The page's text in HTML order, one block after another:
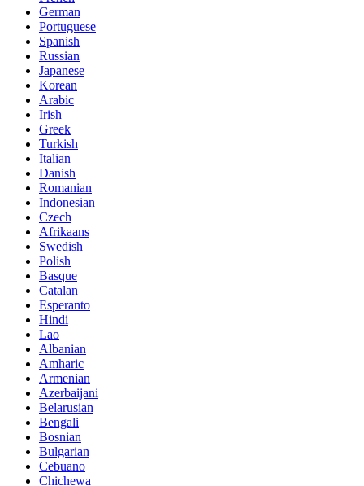
German
Portuguese
Spanish
Russian
Japanese
Korean
Arabic
Irish
Greek
Turkish
Italian
Danish
Romanian
Indonesian
Czech
Afrikaans
Swedish
Polish
Basque
Catalan
Esperanto
Hindi
Lao
Albanian
Amharic
Armenian
Azerbaijani
Belarusian
Bengali
Bosnian
Bulgarian
Cebuano
Chichewa